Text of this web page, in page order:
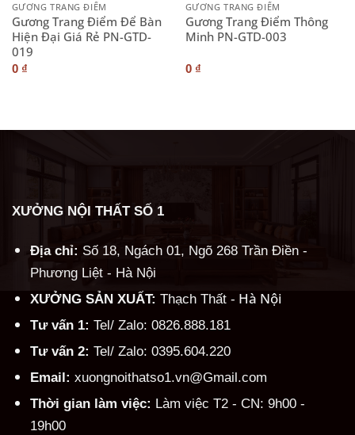
GƯƠNG TRANG ĐIỂM
Gương Trang Điểm Để Bàn
Hiện Đại Giá Rẻ PN-GTD-
019
0 ₫
GƯƠNG TRANG ĐIỂM
Gương Trang Điểm Thông
Minh PN-GTD-003
0 ₫
XƯỞNG NỘI THẤT SỐ 1
Địa chỉ: Số 18, Ngách 01, Ngõ 268 Trần Điền -
Phương Liệt - Hà Nội
XƯỞNG SẢN XUẤT: Thạch Thất - Hà Nội
Tư vấn 1: Tel/ Zalo: 0826.888.181
Tư vấn 2: Tel/ Zalo: 0395.604.220
Email: xuongnoithatso1.vn@Gmail.com
Thời gian làm việc: Làm việc T2 - CN: 9h00 -
19h00